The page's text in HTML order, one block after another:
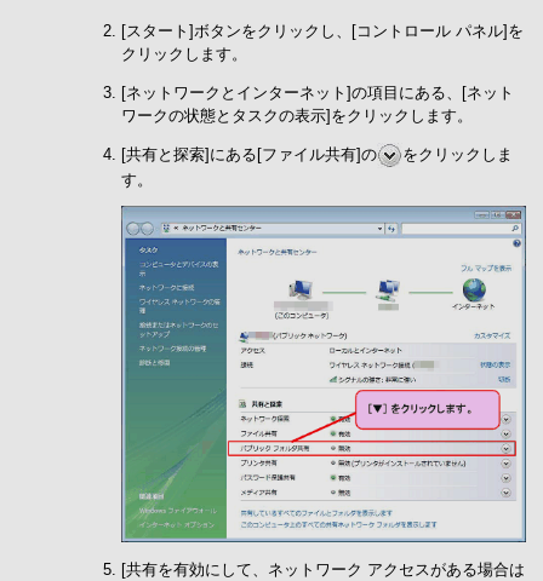
[スタート]ボタンをクリックし、[コントロール パネル]を
クリックします。
[ネットワークとインターネット]の項目にある、[ネット
ワークの状態とタスクの表示]をクリックします。
[共有と探索]にある[ファイル共有]の
をクリックしま
す。
[共有を有効にして、ネットワーク アクセスがある場合は